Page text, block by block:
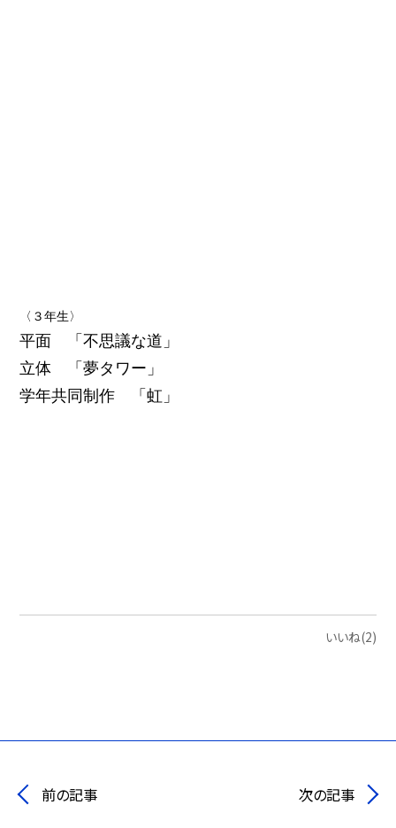
〈３年生〉
平面 「不思議な道」
立体 「夢タワー」
学年共同制作 「虹」
いいね(2)
前の記事 次の記事